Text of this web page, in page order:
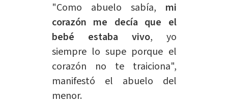
"Como abuelo sabía, mi
corazón me decía que el
bebé estaba vivo, yo
siempre lo supe porque el
corazón no te traiciona",
manifestó el abuelo del
menor.